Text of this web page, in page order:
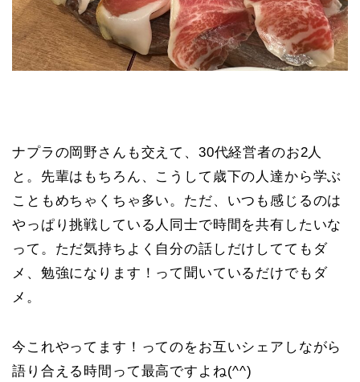
ナプラの岡野さんも交えて、30代経営者のお2人
と。先輩はもちろん、こうして歳下の人達から学ぶ
こともめちゃくちゃ多い。ただ、いつも感じるのは
やっぱり挑戦している人同士で時間を共有したいな
って。ただ気持ちよく自分の話しだけしててもダ
メ、勉強になります！って聞いているだけでもダ
メ。
今これやってます！ってのをお互いシェアしながら
語り合える時間って最高ですよね(^^)